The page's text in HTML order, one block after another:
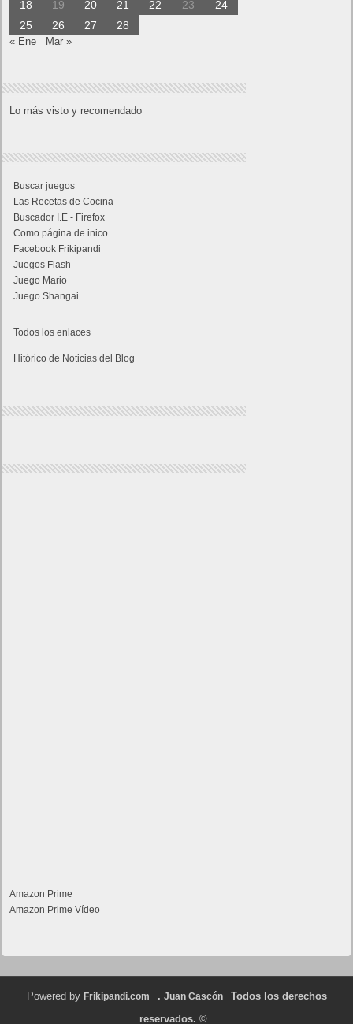
18
19 20 21 22 23
24
25
26 27 28
« Ene Mar »
Lo más visto y recomendado
Buscar juegos
Las Recetas de Cocina
Buscador I.E - Firefox
Como página de inico
Facebook Frikipandi
Juegos Flash
Juego Mario
Juego Shangai
Todos los enlaces
Hitórico de Noticias del Blog
Amazon Prime
Amazon Prime Vídeo
Powered by Frikipandi.com . Juan Cascón
Todos los derechos
reservados. ©